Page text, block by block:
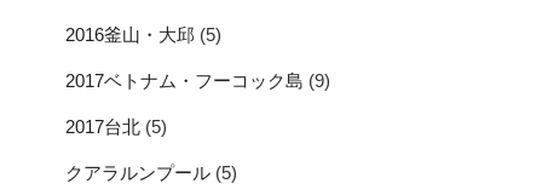
2016釜山・大邱 (5)
2017ベトナム・フーコック島 (9)
2017台北 (5)
クアラルンプール (5)